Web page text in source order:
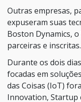
Outras empresas,
expuseram suas
Boston Dynamics,
parceiras e inscritas.
Durante os dois
focadas em
das Coisas (IoT)
Innovation, Startup